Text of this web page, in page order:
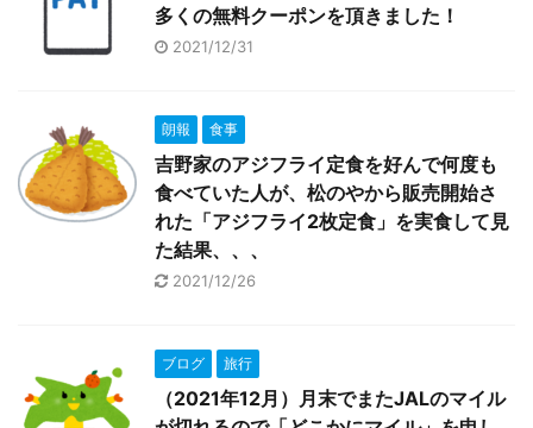
多くの無料クーポンを頂きました！
2021/12/31
朗報 食事
吉野家のアジフライ定食を好んで何度も
食べていた人が、松のやから販売開始さ
れた「アジフライ2枚定食」を実食して見
た結果、、、
2021/12/26
ブログ 旅行
（2021年12月）月末でまたJALのマイル